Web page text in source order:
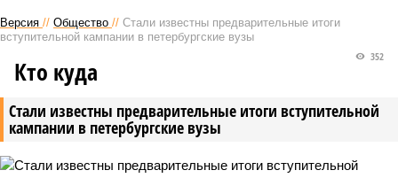
Версия // Общество // Стали известны предварительные итоги
вступительной кампании в петербургские вузы
Стали известны предварительные итоги вступительной
кампании в петербургские вузы
352
Кто куда